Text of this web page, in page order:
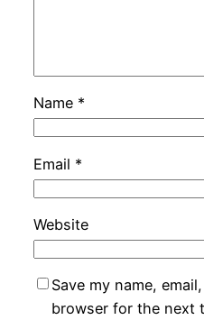
Name *
Email *
Website
Save my name,
browser for the next